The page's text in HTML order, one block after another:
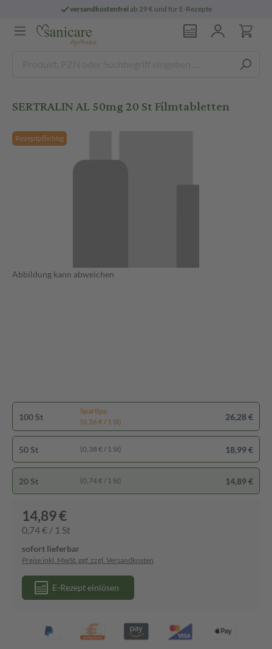
versandkostenfreiab 29 € und für E-Rezepte
SERTRALIN AL 50mg 20 St Filmtabletten
Rezeptpflichtig
Abbildung kann abweichen
100 St
Spartipp
(0,26 € / 1 St)
26,28 €
50 St (0,38 € / 1 St) 18,99 €
20 St (0,74 € / 1 St) 14,89 €
14,89 €
0,74 € / 1 St
sofort lieferbar
Preise inkl. MwSt. ggf. zzgl. Versandkosten
E-Rezept einlösen